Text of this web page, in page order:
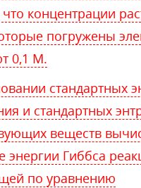
концентрации
погружены
0,1 М.
стандартных
и стандартных
веществ
энергии Гиббса
по уравнению